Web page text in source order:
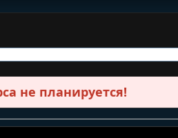
не планируется!